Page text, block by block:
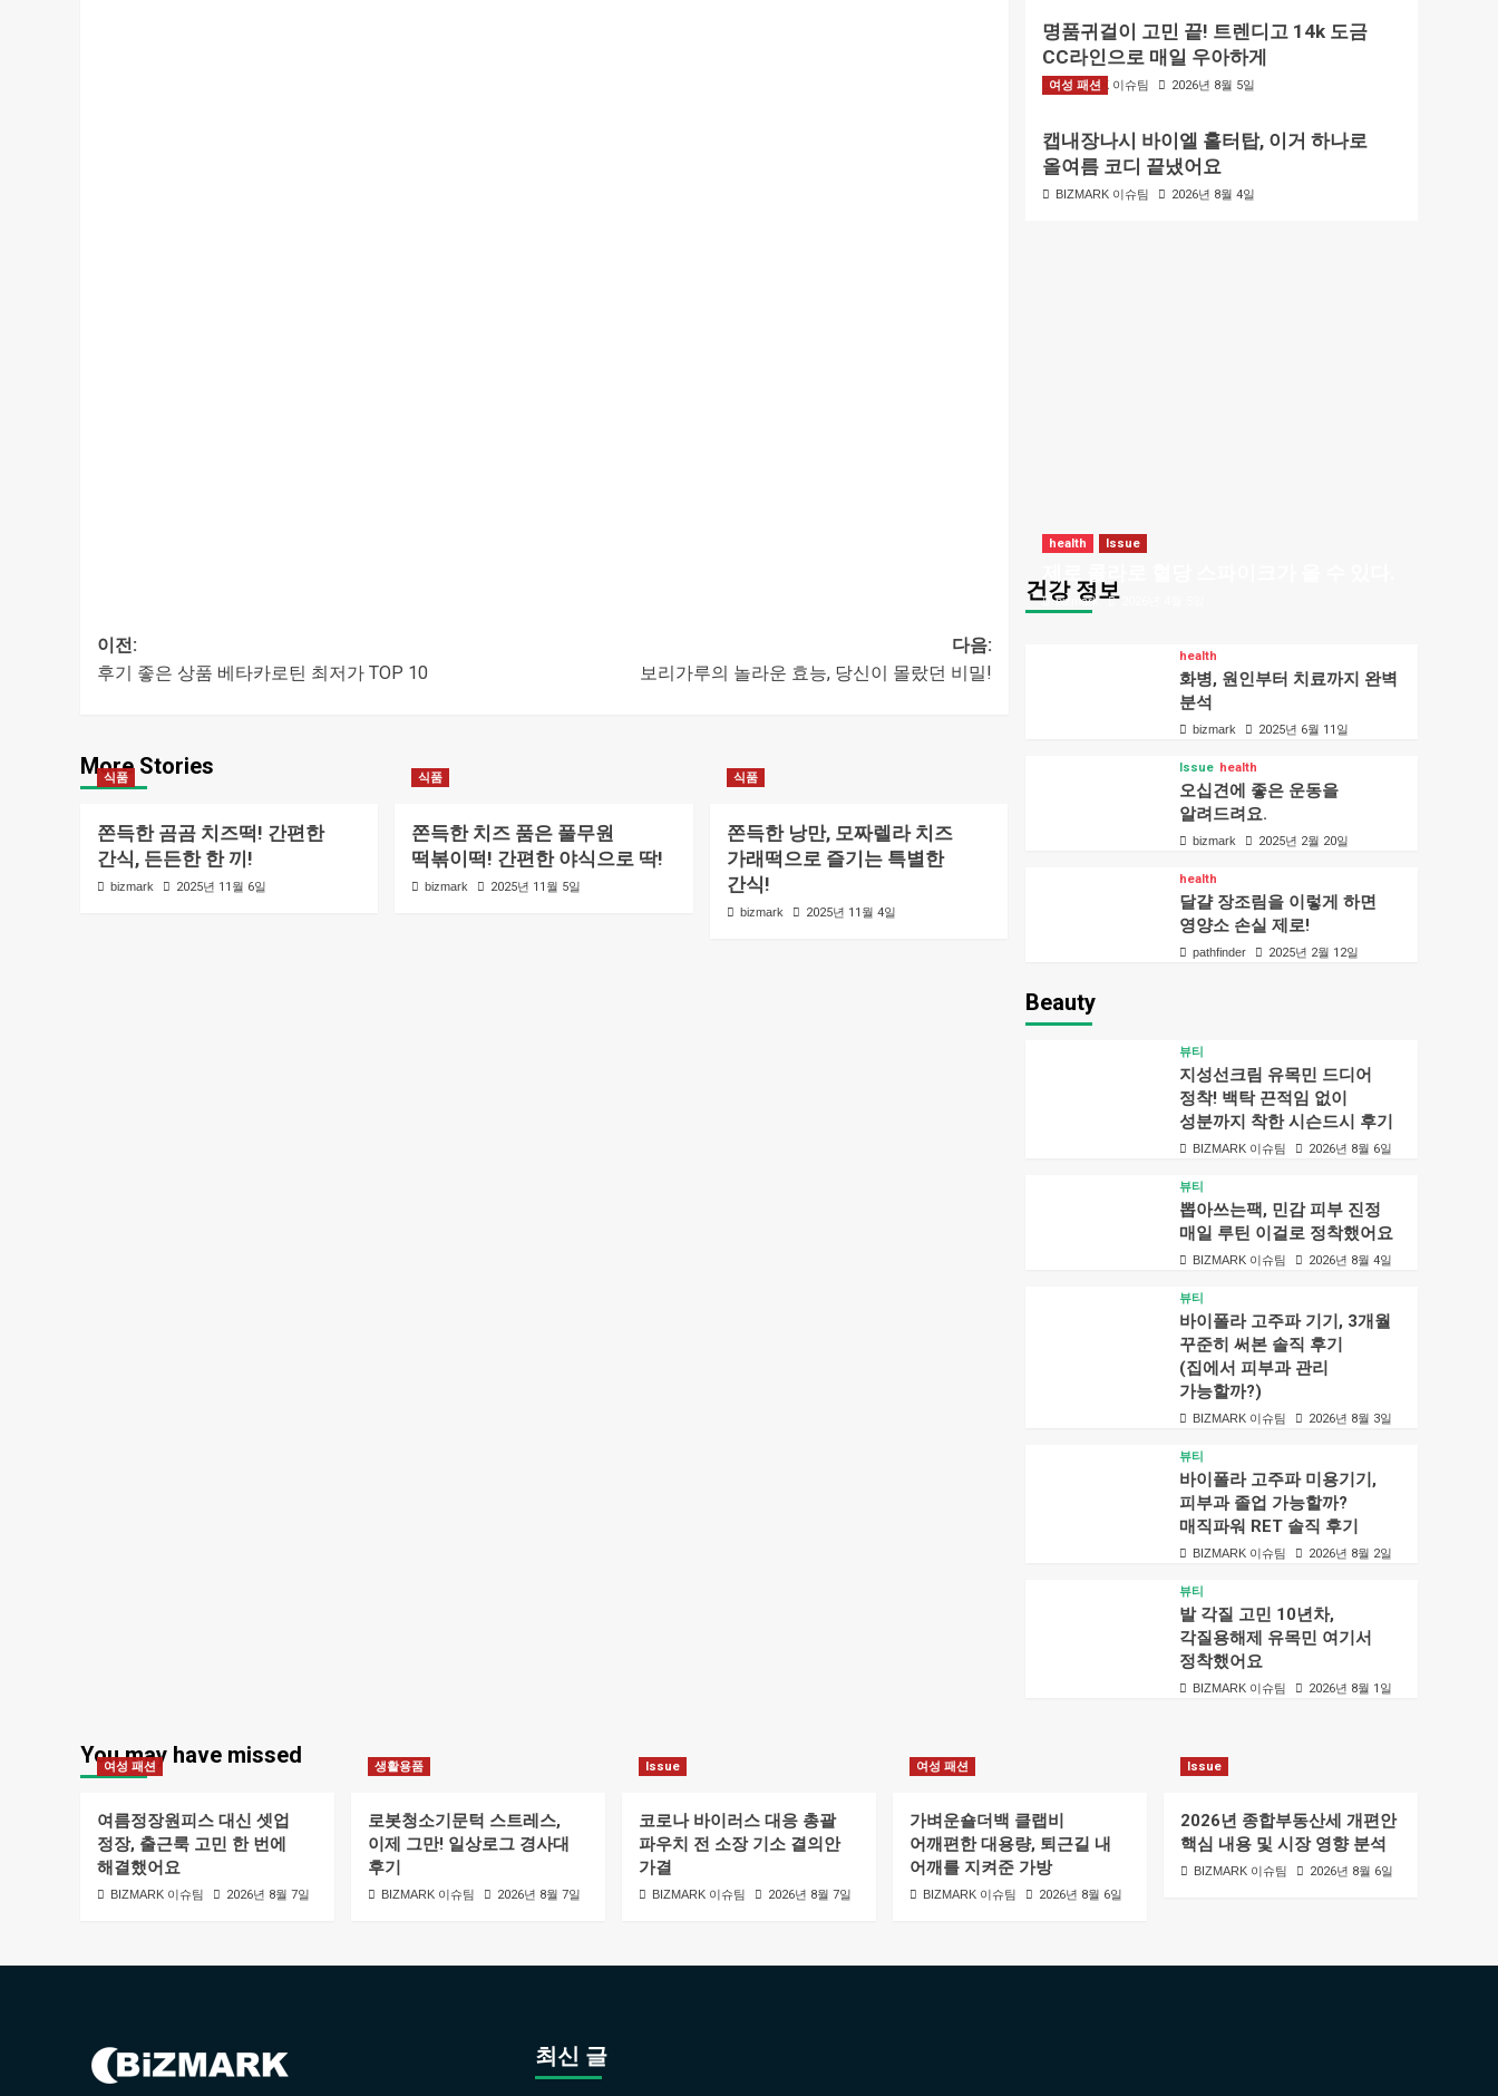
이전:
후기 좋은 상품 베타카로틴 최저가 TOP 10
다음:
보리가루의 놀라운 효능, 당신이 몰랐던 비밀!
More Stories
식품
쫀득한 곰곰 치즈떡! 간편한
간식, 든든한 한 끼!
bizmark 2025년 11월 6일
식품
쫀득한 치즈 품은 풀무원
떡볶이떡! 간편한 야식으로 딱!
bizmark 2025년 11월 5일
식품
쫀득한 낭만, 모짜렐라 치즈
가래떡으로 즐기는 특별한
간식!
bizmark 2025년 11월 4일
명품귀걸이 고민 끝! 트렌디고 14k 도금
CC라인으로 매일 우아하게
BIZMARK 이슈팀 2026년 8월 5일
여성 패션
캡내장나시 바이엘 홀터탑, 이거 하나로
올여름 코디 끝냈어요
BIZMARK 이슈팀 2026년 8월 4일
건강 정보
health Issue
bizmark
health
화병, 원인부터 치료까지 완벽
분석
bizmark 2025년 6월 11일
Issue health
오십견에 좋은 운동을
알려드려요.
bizmark 2025년 2월 20일
health
달걀 장조림을 이렇게 하면
영양소 손실 제로!
pathfinder 2025년 2월 12일
Beauty
뷰티
지성선크림 유목민 드디어
정착! 백탁 끈적임 없이
성분까지 착한 시슨드시 후기
BIZMARK 이슈팀 2026년 8월 6일
뷰티
뽑아쓰는팩, 민감 피부 진정
매일 루틴 이걸로 정착했어요
BIZMARK 이슈팀 2026년 8월 4일
뷰티
바이폴라 고주파 기기, 3개월
꾸준히 써본 솔직 후기
(집에서 피부과 관리
가능할까?)
BIZMARK 이슈팀 2026년 8월 3일
뷰티
바이폴라 고주파 미용기기,
피부과 졸업 가능할까?
매직파워 RET 솔직 후기
BIZMARK 이슈팀 2026년 8월 2일
뷰티
발 각질 고민 10년차,
각질용해제 유목민 여기서
정착했어요
BIZMARK 이슈팀 2026년 8월 1일
You may have missed
여성 패션
여름정장원피스 대신 셋업
정장, 출근룩 고민 한 번에
해결했어요
BIZMARK 이슈팀 2026년 8월 7일
생활용품
로봇청소기문턱 스트레스,
이제 그만! 일상로그 경사대
후기
BIZMARK 이슈팀 2026년 8월 7일
Issue
코로나 바이러스 대응 총괄
파우치 전 소장 기소 결의안
가결
BIZMARK 이슈팀 2026년 8월 7일
여성 패션
가벼운숄더백 클랩비
어깨편한 대용량, 퇴근길 내
어깨를 지켜준 가방
BIZMARK 이슈팀 2026년 8월 6일
Issue
2026년 종합부동산세 개편안
핵심 내용 및 시장 영향 분석
BIZMARK 이슈팀 2026년 8월 6일
최신 글